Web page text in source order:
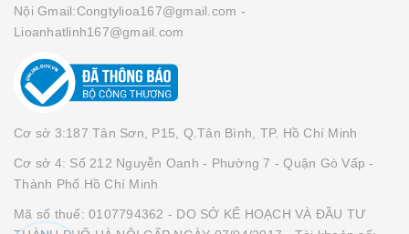
Nội Gmail:Congtylioa167@gmail.com -
Lioanhatlinh167@gmail.com
Cơ sở 3:187 Tân Sơn, P15, Q.Tân Bình, TP. Hồ Chí Minh
Cơ sở 4: Số 212 Nguyễn Oanh - Phường 7 - Quận Gò Vấp -
Thành Phố Hồ Chí Minh
Mã số thuế: 0107794362 - DO SỞ KẾ HOẠCH VÀ ĐẦU TƯ